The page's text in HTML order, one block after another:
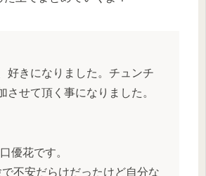
好きになりました。チュンチ
させて頂く事になりました。
優花です。
不安だらけだったけど自分な